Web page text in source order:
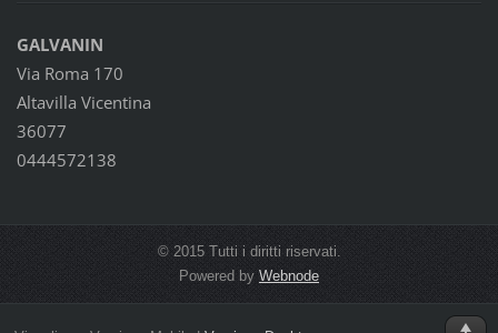
GALVANIN
Via Roma 170
Altavilla Vicentina
36077
0444572138
© 2015 Tutti i diritti riservati.
Powered by Webnode